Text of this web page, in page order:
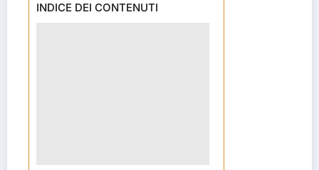
INDICE DEI CONTENUTI